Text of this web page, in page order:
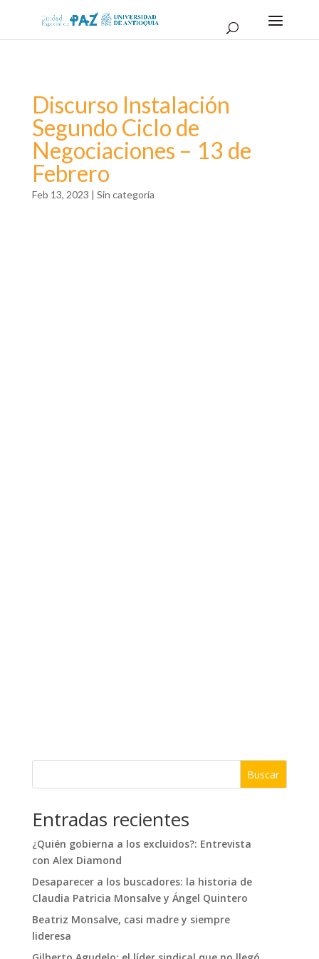
Discurso Instalación
Segundo Ciclo de
Negociaciones – 13 de
Febrero
Feb 13, 2023 | Sin categoría
Buscar
Entradas recientes
¿Quién gobierna a los excluidos?: Entrevista
con Alex Diamond
Desaparecer a los buscadores: la historia de
Claudia Patricia Monsalve y Ángel Quintero
Beatriz Monsalve, casi madre y siempre
lideresa